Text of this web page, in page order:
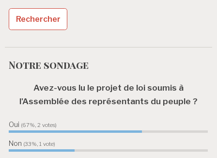
n
d
e
r
t
Notre sondage
Avez-vous lu le projet de loi soumis à
l'Assemblée des représentants du peuple ?
Oui 67%, 2votes
Non 33%, 1vote